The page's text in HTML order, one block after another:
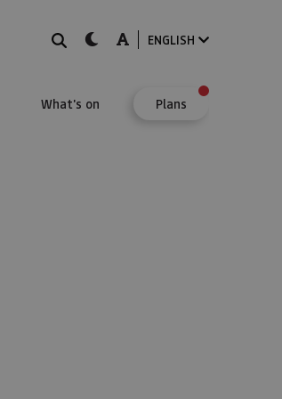
Searchdark-mode
A-modeENGLISH
What's on Plans